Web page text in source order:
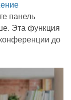
панель
Эта функция
до